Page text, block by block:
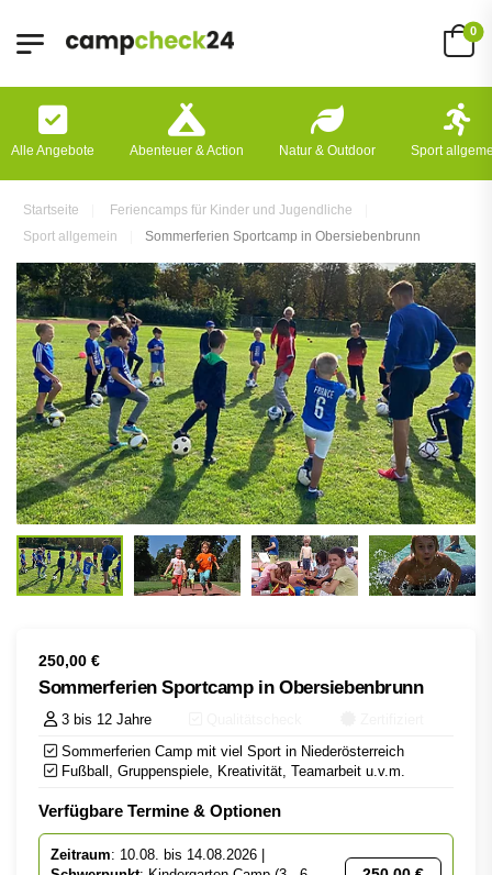
0
Alle Angebote Abenteuer & Action Natur & Outdoor Sport
Startseite
Feriencamps für Kinder und Jugendliche
Sport allgemein
Sommerferien Sportcamp in Obersiebenbrunn
250,00 €
Sommerferien Sportcamp in Obersiebenbrunn
3 bis 12 Jahre
Sommerferien Camp mit viel Sport in Niederösterreich
Fußball, Gruppenspiele, Kreativität, Teamarbeit u.v.m.
Verfügbare Termine & Optionen
Zeitraum: 10.08. bis 14.08.2026 |